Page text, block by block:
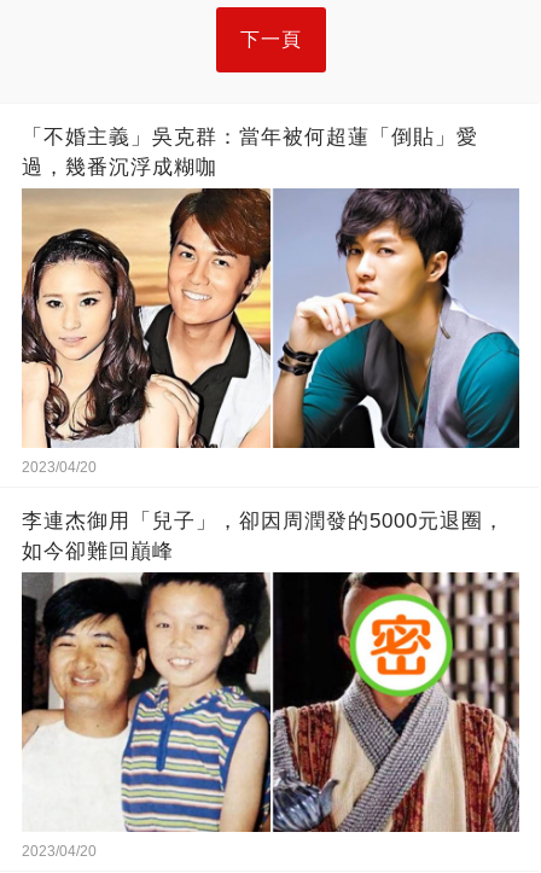
下一頁
「不婚主義」吳克群：當年被何超蓮「倒貼」愛
過，幾番沉浮成糊咖
2023/04/20
李連杰御用「兒子」，卻因周潤發的5000元退圈，
如今卻難回巔峰
2023/04/20